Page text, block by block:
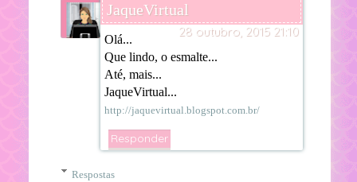
JaqueVirtual
28 outubro, 2015 21:10
Olá...
Que lindo, o esmalte...
Até, mais...
JaqueVirtual...
http://jaquevirtual.blogspot.com.br/
Responder
Respostas